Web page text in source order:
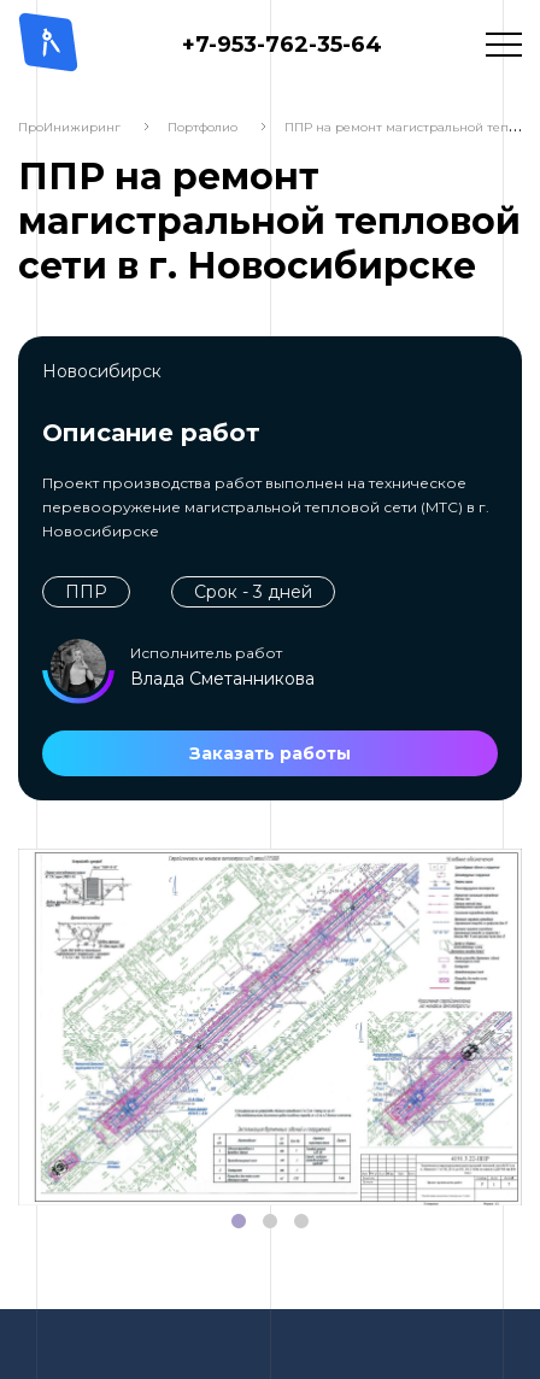
+7-953-762-35-64
ПроИнижиринг Портфолио П
ПР на ремонт магистральной тепловой сети в г. Новосибирске
ППР на ремонт
магистральной тепловой
сети в г. Новосибирске
Новосибирск
Описание работ
Проект производства работ выполнен на техническое
перевооружение магистральной тепловой сети (МТС) в г.
Новосибирске
ППР Срок - 3 дней
Исполнитель работ
Влада Сметанникова
Заказать работы